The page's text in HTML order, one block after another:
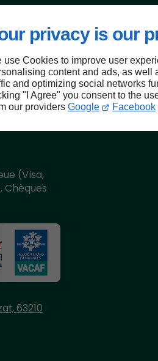
privacy is our
use Cookies to improve user
content and ads, as well
and optimizing social networks
"I Agree" you consent to the
our providers Google Facebook
(Visa,
Chèques
63210